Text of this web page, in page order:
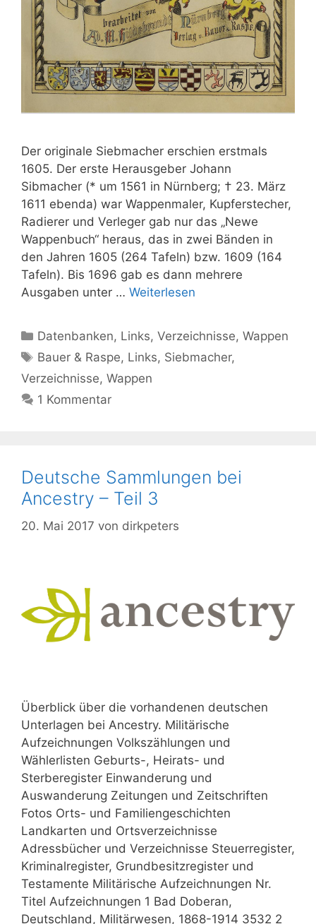
Der originale Siebmacher erschien erstmals
1605. Der erste Herausgeber Johann
Sibmacher (* um 1561 in Nürnberg; † 23. März
1611 ebenda) war Wappenmaler, Kupferstecher,
Radierer und Verleger gab nur das „Newe
Wappenbuch“ heraus, das in zwei Bänden in
den Jahren 1605 (264 Tafeln) bzw. 1609 (164
Tafeln). Bis 1696 gab es dann mehrere
Ausgaben unter … Weiterlesen
Kategorien
Datenbanken, Links,Verzeichnisse,Wappen
Schlagwörter
Bauer & Raspe, Links, Siebmacher,
Verzeichnisse, Wappen
1 Kommentar
Deutsche Sammlungen bei
Ancestry – Teil 3
20. Mai 2017 von dirkpeters
Überblick über die vorhandenen deutschen
Unterlagen bei Ancestry. Militärische
Aufzeichnungen Volkszählungen und
Wählerlisten Geburts-, Heirats- und
Sterberegister Einwanderung und
Auswanderung Zeitungen und Zeitschriften
Fotos Orts- und Familiengeschichten
Landkarten und Ortsverzeichnisse
Adressbücher und Verzeichnisse Steuerregister,
Kriminalregister, Grundbesitzregister und
Testamente Militärische Aufzeichnungen Nr.
Titel Aufzeichnungen 1 Bad Doberan,
Deutschland, Militärwesen, 1868-1914 3532 2